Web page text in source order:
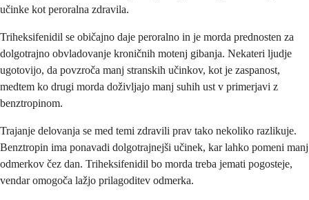
učinke kot peroralna zdravila.
Triheksifenidil se običajno daje peroralno in je morda prednosten za
dolgotrajno obvladovanje kroničnih motenj gibanja. Nekateri ljudje
ugotovijo, da povzroča manj stranskih učinkov, kot je zaspanost,
medtem ko drugi morda doživljajo manj suhih ust v primerjavi z
benztropinom.
Trajanje delovanja se med temi zdravili prav tako nekoliko razlikuje.
Benztropin ima ponavadi dolgotrajnejši učinek, kar lahko pomeni manj
odmerkov čez dan. Triheksifenidil bo morda treba jemati pogosteje,
vendar omogoča lažjo prilagoditev odmerka.